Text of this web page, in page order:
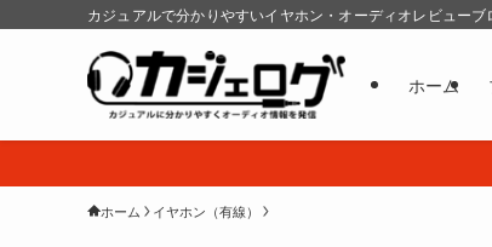
カジュアルで分かりやすいイヤホン・オーディオレビューブ
ホーム
ホーム イヤホン（有線）